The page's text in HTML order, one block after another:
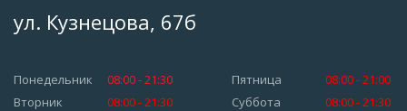
ул. Кузнецова, 67б
Понедельник
08:00 - 21:30
Вторник
08:00 - 21:30
Пятница
08:00 - 21:00
Суббота
08:00 - 21:30